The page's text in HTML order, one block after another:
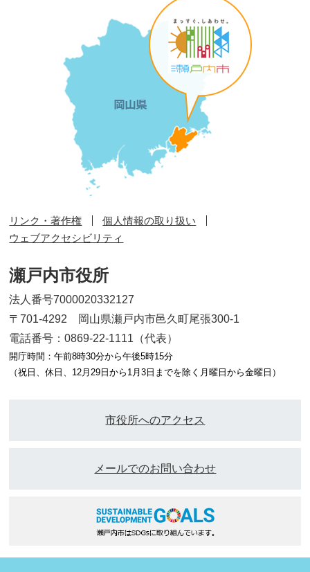
リンク・著作権
個人情報の取り扱い
ウェブアクセシビリティ
瀬戸内市役所
法人番号7000020332127
〒701-4292 岡山県瀬戸内市邑久町尾張300-1
電話番号：0869-22-1111（代表）
開庁時間：午前8時30分から午後5時15分
（祝日、休日、12月29日から1月3日までを除く月曜日から金曜日）
市役所へのアクセス
メールでのお問い合わせ